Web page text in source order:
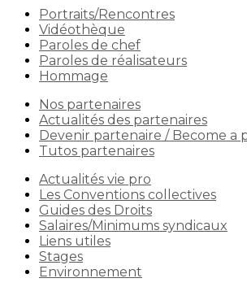
Portraits/Rencontres
Vidéothèque
Paroles de chef
Paroles de réalisateurs
Hommage
Nos partenaires
Actualités des partenaires
Devenir partenaire / Become a
Tutos partenaires
Actualités vie pro
Les Conventions collectives
Guides des Droits
Salaires/Minimums syndicaux
Liens utiles
Stages
Environnement